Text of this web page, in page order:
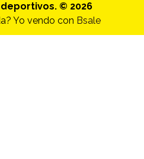
© 2026
Yo vendo con Bsale